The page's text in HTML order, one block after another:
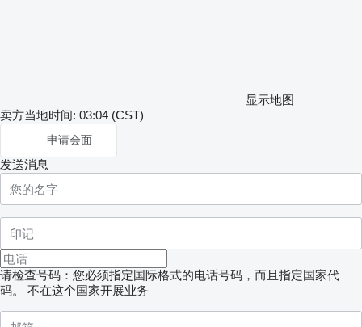
显示地图
卖方当地时间: 03:04 (CST)
申请会面
发送消息
请检查号码：您必须指定国际格式的电话号码，而且指定国家代
码。
不在这个国家开展业务